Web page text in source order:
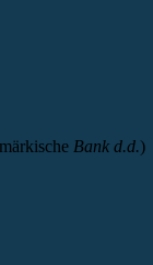
Bank d.d.)